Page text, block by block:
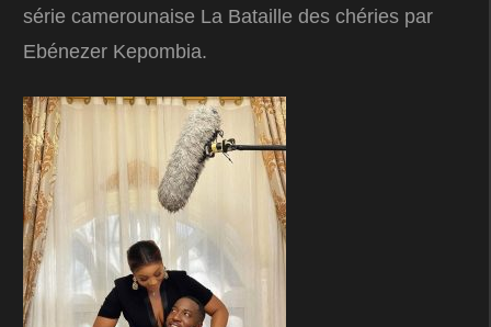
série camerounaise La Bataille des chéries par
Ebénezer Kepombia.